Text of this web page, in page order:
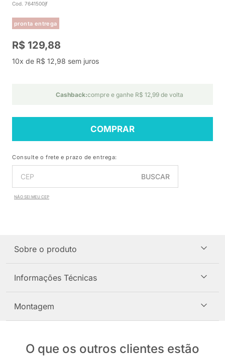
Cod. 7641500jf
pronta entrega
R$ 129,88
10x de R$ 12,98 sem juros
Cashback:compre e ganhe R$ 12,99 de volta
COMPRAR
Consulte o frete e prazo de entrega:
BUSCAR
NÃO SEI MEU CEP
Sobre o produto
Informações Técnicas
Montagem
O que os outros clientes estão